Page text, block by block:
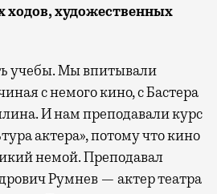
ходов, художественных
учебы. Мы впитывали
с немого кино, с Бастера
И нам преподавали курс
актера», потому что кино
немой. Преподавал
Румнев — актер театра